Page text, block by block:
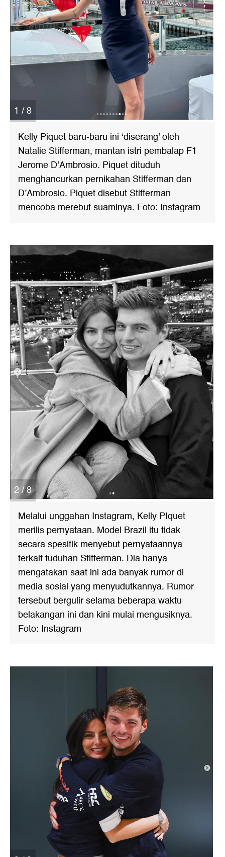
1 / 8
Kelly Piquet baru-baru ini ‘diserang’ oleh
Natalie Stifferman, mantan istri pembalap F1
Jerome D’Ambrosio. Piquet dituduh
menghancurkan pernikahan Stifferman dan
D’Ambrosio. Piquet disebut Stifferman
mencoba merebut suaminya. Foto: Instagram
2 / 8
Melalui unggahan Instagram, Kelly PIquet
merilis pernyataan. Model Brazil itu tidak
secara spesifik menyebut pernyataannya
terkait tuduhan Stifferman. Dia hanya
mengatakan saat ini ada banyak rumor di
media sosial yang menyudutkannya. Rumor
tersebut bergulir selama beberapa waktu
belakangan ini dan kini mulai mengusiknya.
Foto: Instagram